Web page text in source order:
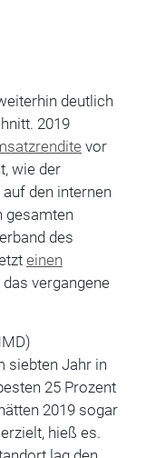
deutlich
2019
vor
wie der
den internen
gesamten
des
einen
vergangene
siebten Jahr in
25 Prozent
2019 sogar
hieß es.